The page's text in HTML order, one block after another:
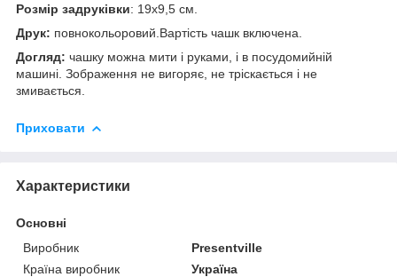
Розмір задруківки: 19x9,5 см.
Друк: повнокольоровий.Вартість чашк включена.
Догляд: чашку можна мити і руками, і в посудомийній
машині. Зображення не вигоряє, не тріскається і не
змивається.
Приховати
Характеристики
Основні
Виробник
Presentville
Країна виробник
Україна